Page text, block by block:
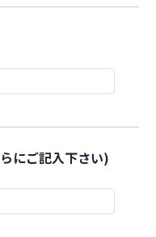
にご記入下さい)